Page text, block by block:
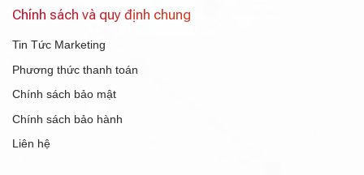
Chính sách và quy định chung
Tin Tức Marketing
Phương thức thanh toán
Chính sách bảo mật
Chính sách bảo hành
Liên hệ